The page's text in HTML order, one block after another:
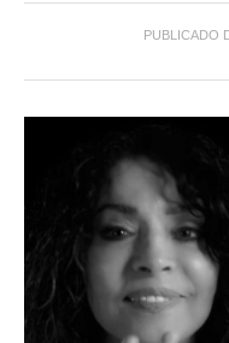
PUBLICADO